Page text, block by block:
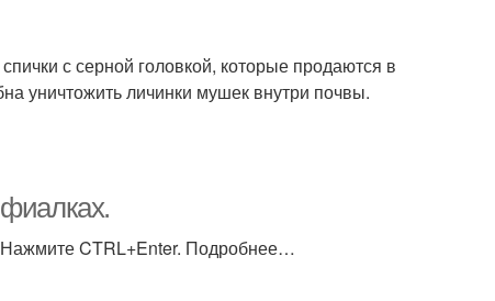
с серной головкой, которые продаются в
уничтожить личинки мушек внутри почвы.
CTRL+Enter. Подробнее…